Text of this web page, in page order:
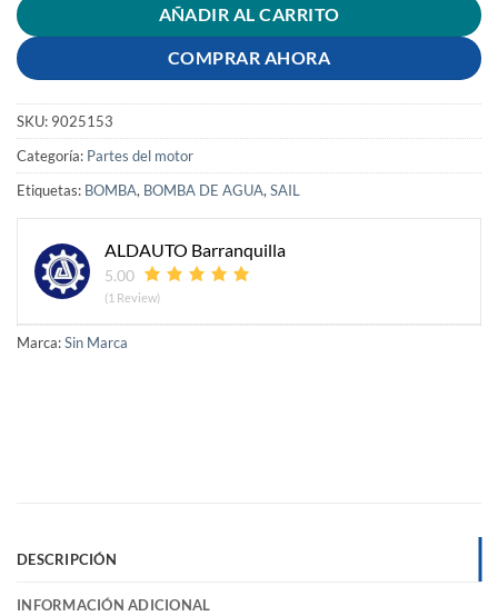
AÑADIR AL CARRITO
COMPRAR AHORA
SKU: 9025153
Categoría: Partes del motor
Etiquetas: BOMBA, BOMBA DE AGUA, SAIL
ALDAUTO Barranquilla
5.00
(1 Review)
Marca:Sin Marca
DESCRIPCIÓN
INFORMACIÓN ADICIONAL